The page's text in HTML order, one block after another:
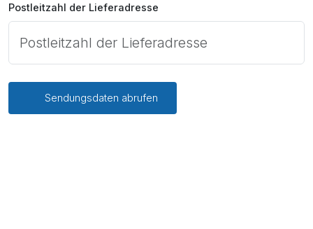
Postleitzahl der Lieferadresse
Sendungsdaten abrufen